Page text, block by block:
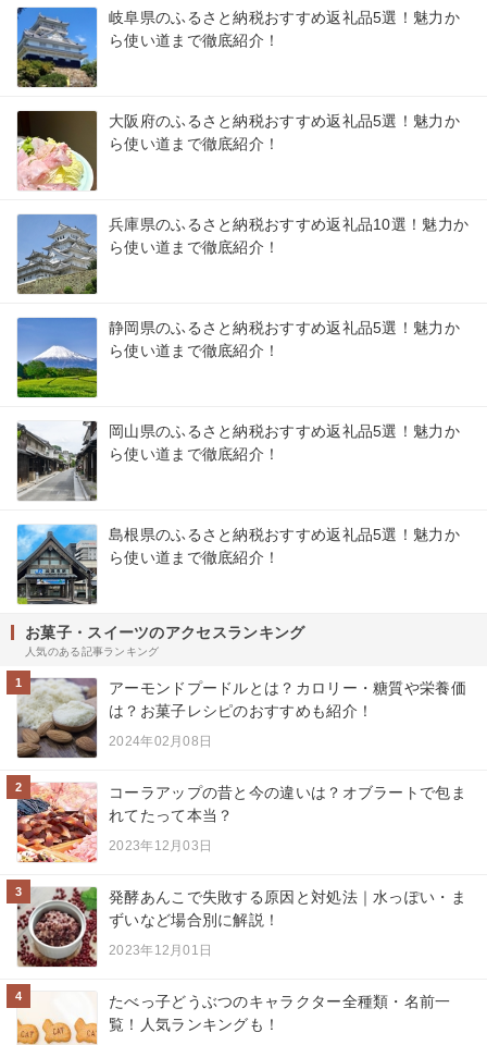
岐阜県のふるさと納税おすすめ返礼品5選！魅力か
ら使い道まで徹底紹介！
大阪府のふるさと納税おすすめ返礼品5選！魅力か
ら使い道まで徹底紹介！
兵庫県のふるさと納税おすすめ返礼品10選！魅力か
ら使い道まで徹底紹介！
静岡県のふるさと納税おすすめ返礼品5選！魅力か
ら使い道まで徹底紹介！
岡山県のふるさと納税おすすめ返礼品5選！魅力か
ら使い道まで徹底紹介！
島根県のふるさと納税おすすめ返礼品5選！魅力か
ら使い道まで徹底紹介！
お菓子・スイーツのアクセスランキング
人気のある記事ランキング
1
アーモンドプードルとは？カロリー・糖質や栄養価
は？お菓子レシピのおすすめも紹介！
2024年02月08日
2
コーラアップの昔と今の違いは？オブラートで包ま
れてたって本当？
2023年12月03日
3
発酵あんこで失敗する原因と対処法｜水っぽい・ま
ずいなど場合別に解説！
2023年12月01日
4
たべっ子どうぶつのキャラクター全種類・名前一
覧！人気ランキングも！